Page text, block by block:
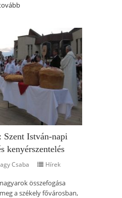
Szent István-napi
kenyérszentelés
Csaba Hírek
összefogása
a székely fővárosban,